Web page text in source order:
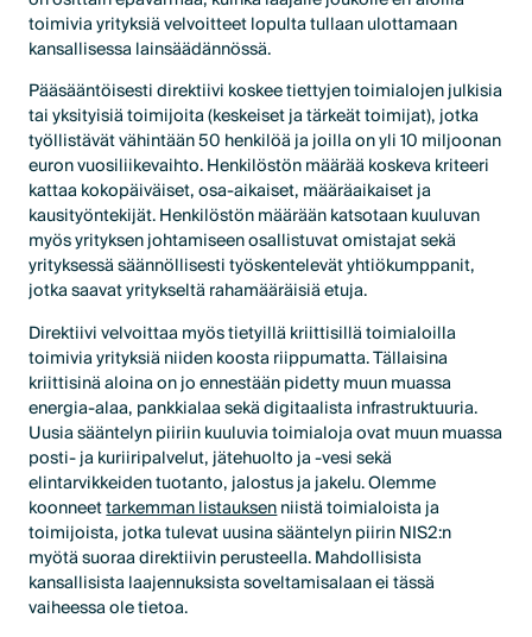
toimivia yrityksiä velvoitteet lopulta tullaan ulottamaan
kansallisessa lainsäädännössä.
Pääsääntöisesti direktiivi koskee tiettyjen toimialojen julkisia
tai yksityisiä toimijoita (keskeiset ja tärkeät toimijat), jotka
työllistävät vähintään 50 henkilöä ja joilla on yli 10 miljoonan
euron vuosiliikevaihto. Henkilöstön määrää koskeva kriteeri
kattaa kokopäiväiset, osa-aikaiset, määräaikaiset ja
kausityöntekijät. Henkilöstön määrään katsotaan kuuluvan
myös yrityksen johtamiseen osallistuvat omistajat sekä
yrityksessä säännöllisesti työskentelevät yhtiökumppanit,
jotka saavat yritykseltä rahamääräisiä etuja.
Direktiivi velvoittaa myös tietyillä kriittisillä toimialoilla
toimivia yrityksiä niiden koosta riippumatta. Tällaisina
kriittisinä aloina on jo ennestään pidetty muun muassa
energia-alaa, pankkialaa sekä digitaalista infrastruktuuria.
Uusia sääntelyn piiriin kuuluvia toimialoja ovat muun muassa
posti- ja kuriiripalvelut, jätehuolto ja -vesi sekä
elintarvikkeiden tuotanto, jalostus ja jakelu. Olemme
koonneettarkemman listauksenniistä toimialoista ja
toimijoista, jotka tulevat uusina sääntelyn piirin NIS2:n
myötä suoraa direktiivin perusteella. Mahdollisista
kansallisista laajennuksista soveltamisalaan ei tässä
vaiheessa ole tietoa.